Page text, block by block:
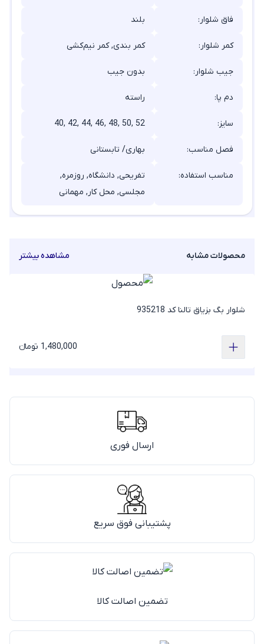
فاق شلوار: بلند
کمر شلوار: کمر بندی, کمر نیم‌کشی
جیب شلوار: بدون جیب
دم پا: راسته
سایز: 40, 42, 44, 46, 48, 50, 52
فصل مناسب: بهاری/ تابستانی
مناسب استفاده:
تفریحی, دانشگاه, روزمره,
مجلسی, محل کار, مهمانی
محصولات مشابه مشاهده بیشتر
شلوار بگ بزیاق تالنا کد 935218
1,480,000 تومانء
ارسال فوری
پشتیبانی فوق سریع
تضمین اصالت کالا